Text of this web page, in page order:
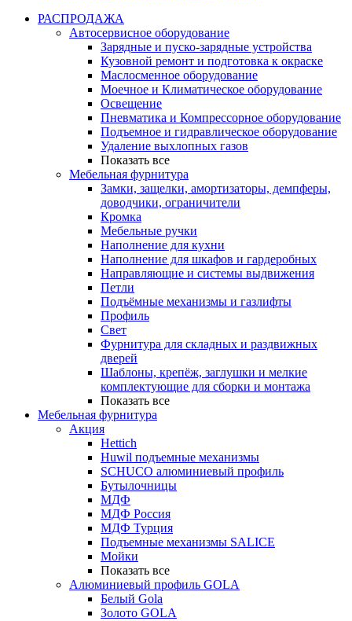
РАСПРОДАЖА
Автосервисное оборудование
Зарядные и пуско-зарядные устройства
Кузовной ремонт и подготовка к окраске
Маслосменное оборудование
Моечное и Климатическое оборудование
Освещение
Пневматика и Компрессорное оборудование
Подъемное и гидравлическое оборудование
Удаление выхлопных газов
Показать все
Мебельная фурнитура
Замки, защелки, амортизаторы, демпферы,
доводчики, ограничители
Кромка
Мебельные ручки
Наполнение для кухни
Наполнение для шкафов и гардеробных
Направляющие и системы выдвижения
Петли
Подъёмные механизмы и газлифты
Профиль
Свет
Фурнитура для складных и раздвижных
дверей
Шаблоны, крепёж, заглушки и мелкие
комплектующие для сборки и монтажа
Показать все
Мебельная фурнитура
Акция
Hettich
Huwil подъемные механизмы
SCHUCO алюминиевый профиль
Бутылочницы
МДФ
МДФ Россия
МДФ Турция
Подъемные механизмы SALICE
Мойки
Показать все
Алюминиевый профиль GOLA
Белый Gola
Золото GOLA